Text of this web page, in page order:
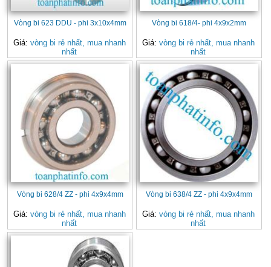
Vòng bi 623 DDU - phi 3x10x4mm
Giá: vòng bi rẻ nhất, mua nhanh
nhất
Vòng bi 618/4- phi 4x9x2mm
Giá: vòng bi rẻ nhất, mua nhanh
nhất
Vòng bi 628/4 ZZ - phi 4x9x4mm
Giá: vòng bi rẻ nhất, mua nhanh
nhất
Vòng bi 638/4 ZZ - phi 4x9x4mm
Giá: vòng bi rẻ nhất, mua nhanh
nhất